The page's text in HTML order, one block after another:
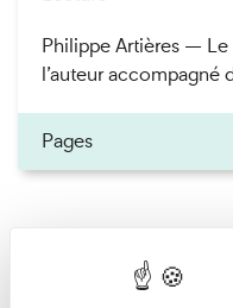
Philippe Artières — Le
l’auteur accompagné
Pages